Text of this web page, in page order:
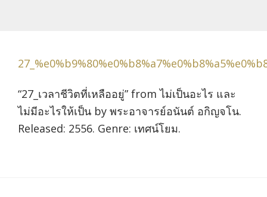
“27_เวลาชีวิตที่เหลืออยู่” from ไม่เป็นอะไร และ
ไม่มีอะไรให้เป็น by พระอาจารย์อนันต์ อกิญจโน.
Released: 2556. Genre: เทศน์โยม.